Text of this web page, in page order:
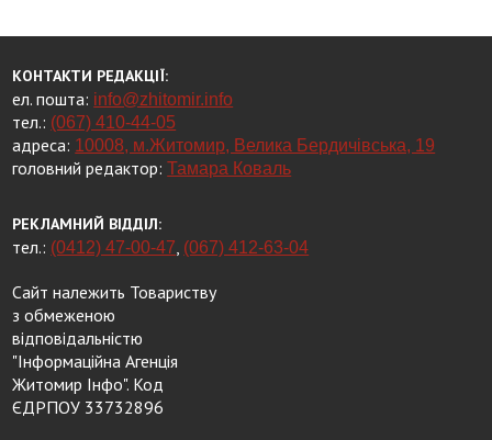
КОНТАКТИ РЕДАКЦІЇ:
ел. пошта: info@zhitomir.info
тел.: (067) 410-44-05
адреса: 10008, м.Житомир, Велика Бердичівська, 19
головний редактор:Тамара Коваль
РЕКЛАМНИЙ ВІДДІЛ:
тел.: (0412) 47-00-47, (067) 412-63-04
Сайт належить Товариству
з обмеженою
відповідальністю
"Інформаційна Агенція
Житомир Інфо". Код
ЄДРПОУ 33732896